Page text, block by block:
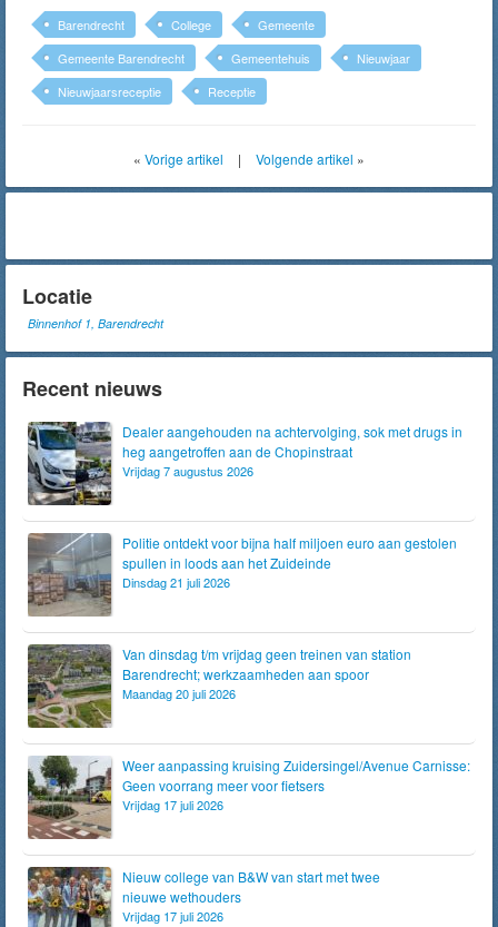
Barendrecht College
Gemeente
Gemeente Barendrecht
Gemeentehuis
Nieuwjaar
Nieuwjaarsreceptie
Receptie
« Vorige artikel | Volgende artikel »
Locatie
Binnenhof 1, Barendrecht
Recent nieuws
Dealer aangehouden na achtervolging, sok met drugs in
heg aangetroffen aan de Chopinstraat
Vrijdag 7 augustus 2026
Politie ontdekt voor bijna half miljoen euro aan gestolen
spullen in loods aan het Zuideinde
Dinsdag 21 juli 2026
Van dinsdag t/m vrijdag geen treinen van station
Barendrecht; werkzaamheden aan spoor
Maandag 20 juli 2026
Weer aanpassing kruising Zuidersingel/Avenue Carnisse:
Geen voorrang meer voor fietsers
Vrijdag 17 juli 2026
Nieuw college van B&W van start met twee
nieuwe wethouders
Vrijdag 17 juli 2026